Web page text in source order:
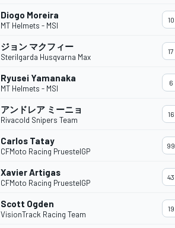
Diogo Moreira
MT Helmets - MSI
10
ジョン マクフィー
Sterilgarda Husqvarna Max
17
Ryusei Yamanaka
MT Helmets - MSI
6
アンドレア ミーニョ
Rivacold Snipers Team
16
Carlos Tatay
CFMoto Racing PruestelGP
99
Xavier Artigas
CFMoto Racing PruestelGP
43
Scott Ogden
VisionTrack Racing Team
19